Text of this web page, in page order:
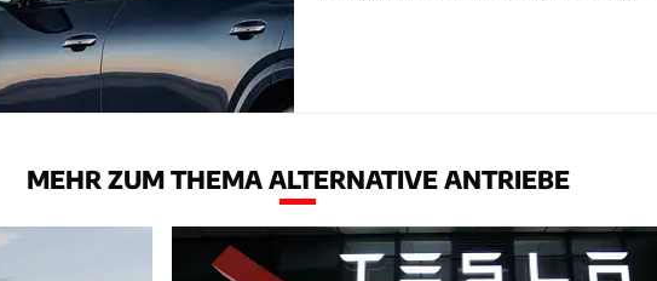
MEHR ZUM THEMA ALTERNATIVE ANTRIEBE